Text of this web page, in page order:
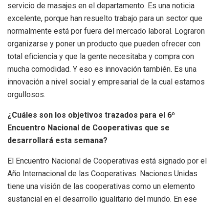
servicio de masajes en el departamento. Es una noticia
excelente, porque han resuelto trabajo para un sector que
normalmente está por fuera del mercado laboral. Lograron
organizarse y poner un producto que pueden ofrecer con
total eficiencia y que la gente necesitaba y compra con
mucha comodidad. Y eso es innovación también. Es una
innovación a nivel social y empresarial de la cual estamos
orgullosos.
¿Cuáles son los objetivos trazados para el 6º
Encuentro Nacional de Cooperativas que se
desarrollará esta semana?
El Encuentro Nacional de Cooperativas está signado por el
Año Internacional de las Cooperativas. Naciones Unidas
tiene una visión de las cooperativas como un elemento
sustancial en el desarrollo igualitario del mundo. En ese